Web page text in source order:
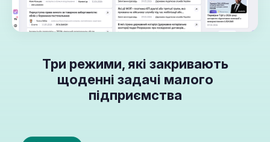
Три режими, які закривають
щоденні задачі малого
підприємства